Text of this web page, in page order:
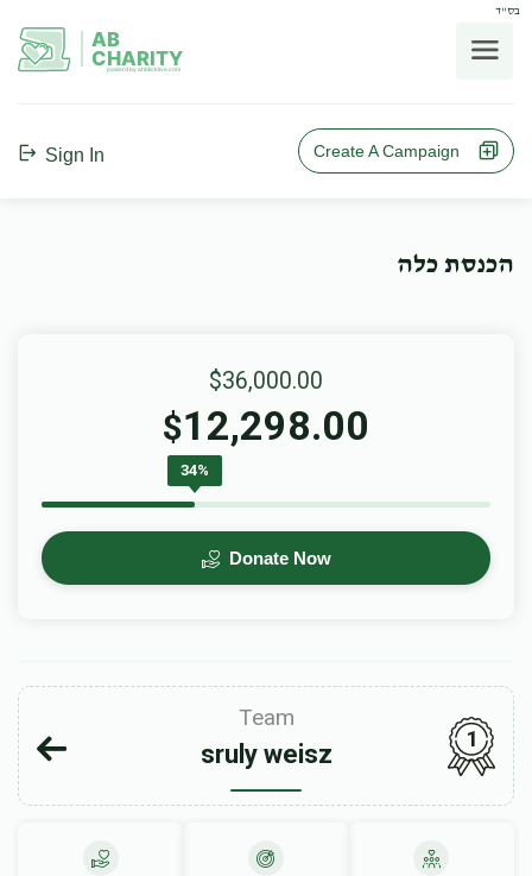
בס"ד
AB
CHARITY
powerd by ahblicklive.com
Sign In Create A Campaign
הכנסת כלה
$36,000.00
$12,298.00
34%
Donate Now
Team
sruly weisz
1